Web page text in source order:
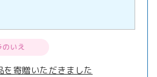
のいえ
を寄贈いただきました